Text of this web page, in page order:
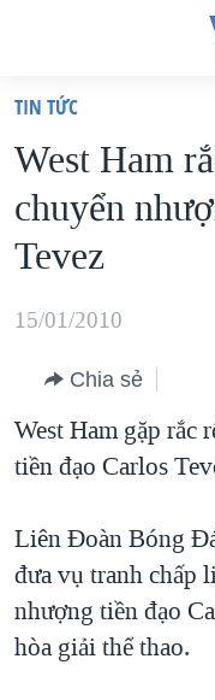
truy
cập
Tới
nội
chính
hướng
chính
tới
"Tìm"
VIỆT NAM
HOA KỲ
BIỂN ĐÔNG
THẾ GIỚI
DIỄN ĐÀN
MỤC
TỰ DO BÁO CHÍ
NGƯỜI VIỆT HẢI
ĐỜI SỐNG
KINH TẾ
CHUYÊN ĐỀ
TẠI
HÀNH TRÌNH BẦU
MỘT NĂM CHIẾN
HỌC TIẾNG ANH
VIDEO
NGHE
TIN TỨC
West Ham
chuyển
Tevez
15/01/2010
Chia sẻ
West Ham gặp rắc
tiền đạo Carlos
Liên Đoàn Bóng
đưa vụ tranh chấp
nhượng tiền đạo
hòa giải thể thao.